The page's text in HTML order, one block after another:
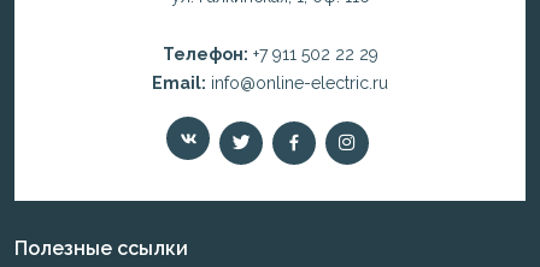
Телефон: +7 911 502 22 29
Email: info@online-electric.ru
Полезные ссылки